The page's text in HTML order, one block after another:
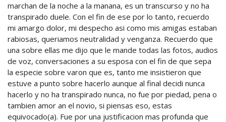
marchan de la noche a la manana, es un transcurso y no ha
transpirado duele. Con el fin de ese por lo tanto, recuerdo
mi amargo dolor, mi despecho asi­ como mis amigas estaban
rabiosas, queriamos neutralidad y venganza. Recuerdo que
una sobre ellas me dijo que le mande todas las fotos, audios
de voz, conversaciones a su esposa con el fin de que sepa
la especie sobre varon que es, tanto me insistieron que
estuve a punto sobre hacerlo aunque al final decidi nunca
hacerlo y no ha transpirado nunca, no fue por piedad, pena o
tambien amor an el novio, si piensas eso, estas
equivocado(a). Fue por una justificacion mas profunda que